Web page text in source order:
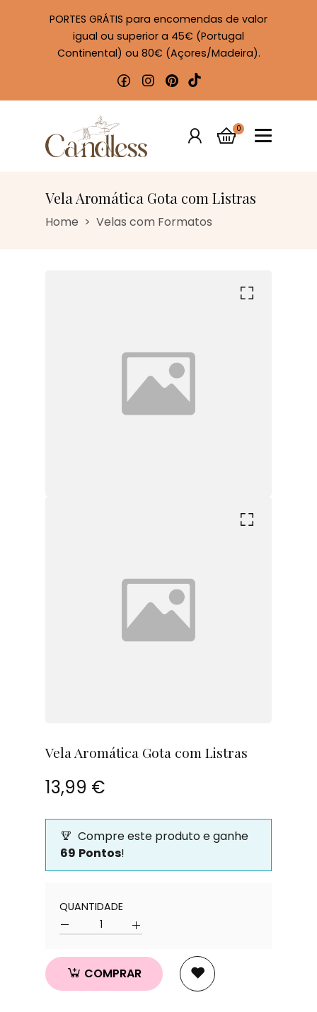
PORTES GRÁTIS para encomendas de valor
igual ou superior a 45€ (Portugal
Continental) ou 80€ (Açores/Madeira).
0
Vela Aromática Gota com Listras
Home Velas com Formatos
Vela Aromática Gota com Listras
13,99 €
Compre este produto e ganhe
69 Pontos!
Quantidade
QUANTIDADE
COMPRAR